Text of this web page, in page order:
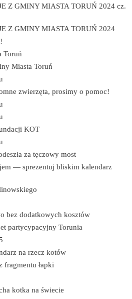
Z GMINY MIASTA TORUŃ 2024 cz.
Z GMINY MIASTA TORUŃ 2024
Toruń
Miasta Toruń
zwierzęta, prosimy o pomoc!
KOT
za tęczowy most
— sprezentuj bliskim kalendarz
bez dodatkowych kosztów
partycypacyjny Torunia
na rzecz kotów
fragmentu łapki
kotka na świecie